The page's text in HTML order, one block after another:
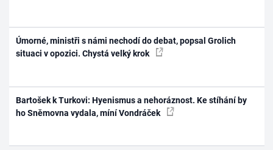
Úmorné, ministři s námi nechodí do debat, popsal Grolich
situaci v opozici. Chystá velký krok
Bartošek k Turkovi: Hyenismus a nehoráznost. Ke stíhání by
ho Sněmovna vydala, míní Vondráček